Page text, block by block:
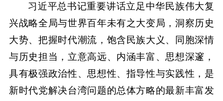
习近平总书记重要讲话立足中华民族伟大复
兴战略全局与世界百年未有之大变局，洞察历史
大势、把握时代潮流，饱含民族大义、同胞深情
与历史担当，立意高远、内涵丰富、思想深邃，
具有极强政治性、思想性、指导性与实践性，是
新时代党解决台湾问题的总体方略的最新丰富发